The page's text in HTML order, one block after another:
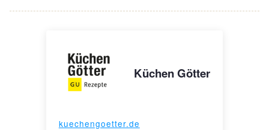
Küchen Götter
kuechengoetter.de